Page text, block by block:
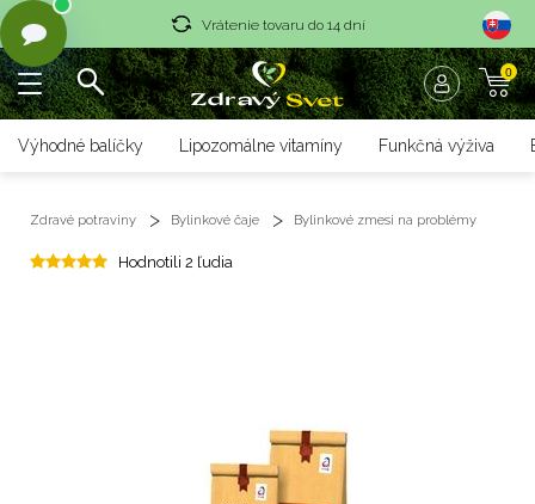
Vrátenie tovaru do 14 dní
Rýchle dodanie <36 hod
Rýchle dodanie <36 hod
0
Výhodné balíčky Lipozomálne vitamíny Funkčná výživa
Zdravé potraviny Bylinkové čaje Bylinkové zmesi na problémy
Hodnotili 2 ľudia